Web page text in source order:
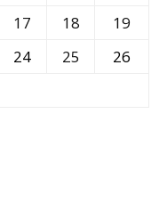
17 18
19
24 25
26